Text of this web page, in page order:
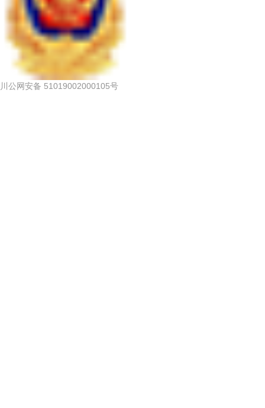
川公网安备 51019002000105号